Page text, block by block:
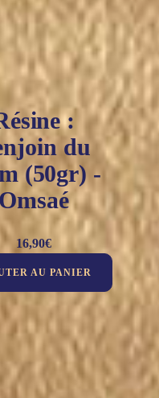
:
du
(50gr) -
Omsaé
16,90€
AU PANIER